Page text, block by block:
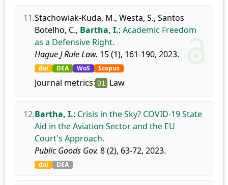
11.Stachowiak-Kuda, M., Westa, S., Santos
Botelho, C., Bartha, I.: Academic Freedom
as a Defensive Right.
Hague J Rule Law. 15 (1), 161-190, 2023.
doi DEA WoS Scopus
Journal metrics: D1 Law
12.Bartha, I.: Crisis in the Sky? COVID-19 State
Aid in the Aviation Sector and the EU
Court's Approach.
Public Goods Gov. 8 (2), 63-72, 2023.
doi DEA